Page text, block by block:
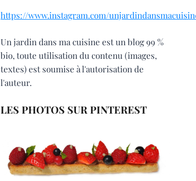
https://www.instagram.com/
Un jardin dans ma cuisine est un blog 99 %
bio, toute utilisation du contenu (images,
textes) est soumise à l'autorisation de
l'auteur.
LES PHOTOS SUR PINTEREST